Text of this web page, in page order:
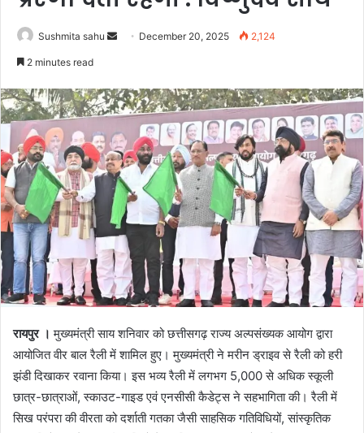
Sushmita sahu
Send December 20, 2025 2,124
2 minutes read
रायपुर ।मुख्यमंत्री साय शनिवार को छत्तीसगढ़ राज्य अल्पसंख्यक आयोग द्वारा
आयोजित वीर बाल रैली में शामिल हुए। मुख्यमंत्री ने मरीन ड्राइव से रैली को हरी
झंडी दिखाकर रवाना किया। इस भव्य रैली में लगभग 5,000 से अधिक स्कूली
छात्र-छात्राओं, स्काउट-गाइड एवं एनसीसी कैडेट्स ने सहभागिता की। रैली में
सिख परंपरा की वीरता को दर्शाती गतका जैसी साहसिक गतिविधियों, सांस्कृतिक